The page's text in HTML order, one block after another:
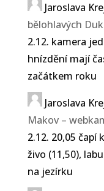
Jaroslava
bělohlavých
2.12. kamera
hnízdění mají
začátkem roku
Jaroslava
Makov –
2.12. 20,05
živo (11,50),
na jezírku